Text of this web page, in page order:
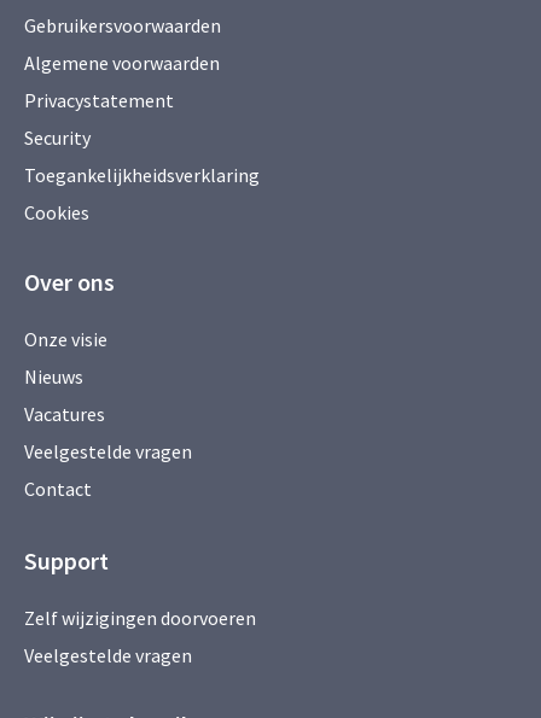
Gebruikersvoorwaarden
Algemene voorwaarden
Privacystatement
Security
Toegankelijkheidsverklaring
Cookies
Over ons
Onze visie
Nieuws
Vacatures
Veelgestelde vragen
Contact
Support
Zelf wijzigingen doorvoeren
Veelgestelde vragen